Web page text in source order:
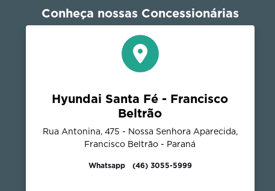
Conheça nossas Concessionárias
Hyundai Santa Fé - Francisco
Beltrão
Rua Antonina, 475 - Nossa Senhora Aparecida,
Francisco Beltrão - Paraná
Whatsapp (46) 3055-5999